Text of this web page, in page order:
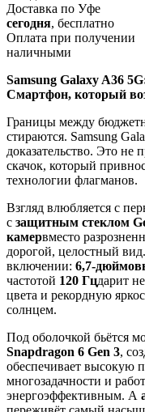
Доставка по Уфе
сегодня, бесплатно
Оплата при получении
наличными
Samsung Galaxy A36
Смартфон, который
Границы между
стираются. Samsung
доказательство. Это не
скачок, который
технологии флагманов.
Взгляд влюбляется с
с защитным стеклом
камервместо
дорогой, целостный
включении: 6,7-
частотой 120 Гцдарит
цвета и рекордную
солнцем.
Под оболочкой бьётся
Snapdragon 6 Gen 3,
обеспечивает высокую
многозадачности и
энергоэффективным. А